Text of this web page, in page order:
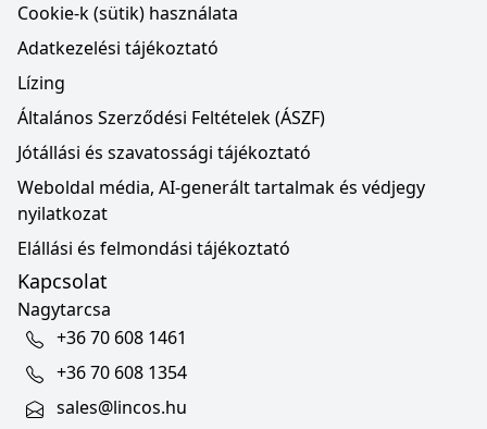
Cookie-k (sütik) használata
Adatkezelési tájékoztató
Lízing
Általános Szerződési Feltételek (ÁSZF)
Jótállási és szavatossági tájékoztató
Weboldal média, AI-generált tartalmak és védjegy
nyilatkozat
Elállási és felmondási tájékoztató
Kapcsolat
Nagytarcsa
+36 70 608 1461
+36 70 608 1354
sales@lincos.hu